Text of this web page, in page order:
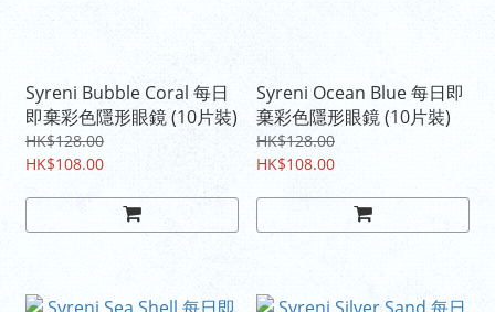
Syreni Bubble Coral 每日
即棄彩色隱形眼鏡 (10片裝)
HK$128.00
HK$108.00
Syreni Ocean Blue 每日即
棄彩色隱形眼鏡 (10片裝)
HK$128.00
HK$108.00